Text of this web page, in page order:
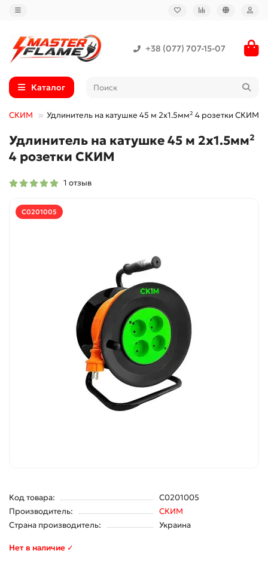
+38 (077) 707-15-07
Каталог
СКИМ Удлинитель на катушке 45 м 2х1.5мм² 4 розетки СКИМ
Удлинитель на катушке 45 м 2х1.5мм²
4 розетки СКИМ
1 отзыв
С0201005
Код товара:
С0201005
Производитель:
СКИМ
Страна производитель:
Украина
Нет в наличие ✓